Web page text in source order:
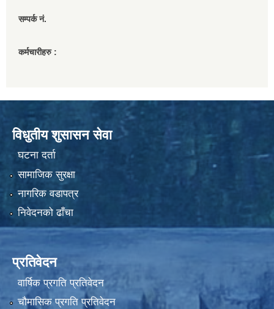
सम्पर्क नं.
कर्मचारीहरु :
विधुतीय शुसासन सेवा
घटना दर्ता
सामाजिक सुरक्षा
नागरिक वडापत्र
निवेदनको ढाँचा
प्रतिवेदन
वार्षिक प्रगति प्रतिवेदन
चौमासिक प्रगति प्रतिवेदन